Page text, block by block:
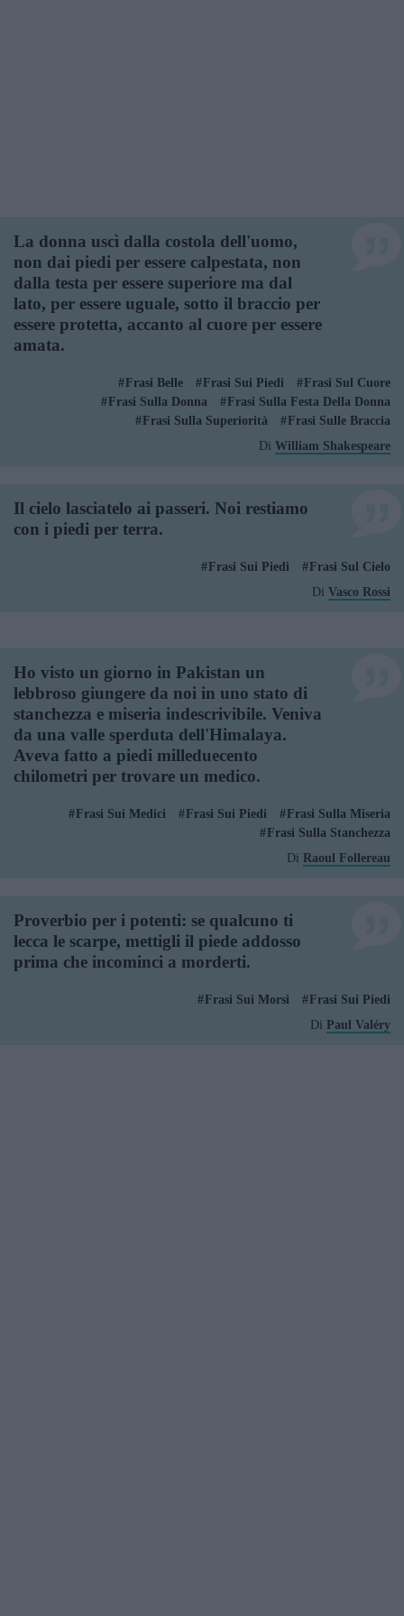
La donna uscì dalla costola dell'uomo,
non dai piedi per essere calpestata, non
dalla testa per essere superiore ma dal
lato, per essere uguale, sotto il braccio per
essere protetta, accanto al cuore per essere
amata.
Frasi Belle Frasi Sui Piedi
Frasi Sul Cuore
Frasi Sulla Donna
Frasi Sulla Festa Della Donna
Frasi Sulla Superiorità
Frasi Sulle Braccia
Di William Shakespeare
Il cielo lasciatelo ai passeri. Noi restiamo
con i piedi per terra.
Frasi Sui Piedi
Frasi Sul Cielo
Di Vasco Rossi
Ho visto un giorno in Pakistan un
lebbroso giungere da noi in uno stato di
stanchezza e miseria indescrivibile. Veniva
da una valle sperduta dell'Himalaya.
Aveva fatto a piedi milleduecento
chilometri per trovare un medico.
Frasi Sui Medici Frasi Sui Piedi
Frasi Sulla Miseria
Frasi Sulla Stanchezza
Di Raoul Follereau
Proverbio per i potenti: se qualcuno ti
lecca le scarpe, mettigli il piede addosso
prima che incominci a morderti.
Frasi Sui Morsi
Frasi Sui Piedi
Di Paul Valéry